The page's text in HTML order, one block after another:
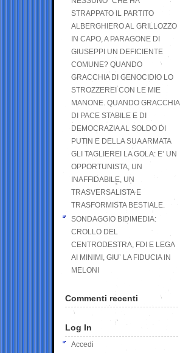
STRAPPATO IL PARTITO
ALBERGHIERO AL GRILLOZZO
IN CAPO, A PARAGONE DI
GIUSEPPI UN DEFICIENTE
COMUNE? QUANDO
GRACCHIA DI GENOCIDIO LO
STROZZEREI CON LE MIE
MANONE. QUANDO GRACCHIA
DI PACE STABILE E DI
DEMOCRAZIA AL SOLDO DI
PUTIN E DELLA SUA ARMATA
GLI TAGLIEREI LA GOLA: E’ UN
OPPORTUNISTA, UN
INAFFIDABILE, UN
TRASVERSALISTA E
TRASFORMISTA BESTIALE.
SONDAGGIO BIDIMEDIA:
CROLLO DEL
CENTRODESTRA, FDI E LEGA
AI MINIMI, GIU’ LA FIDUCIA IN
MELONI
Commenti recenti
Log In
Accedi